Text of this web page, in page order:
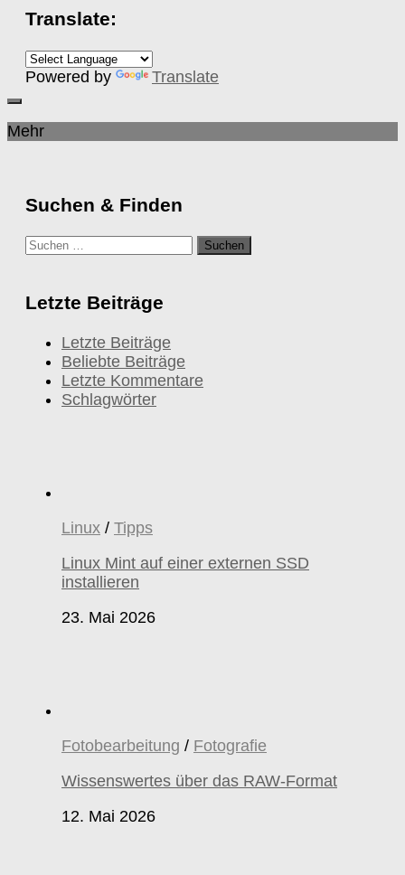
Translate:
Powered by Translate
Mehr
Suchen & Finden
Suchen
Letzte Beiträge
Letzte Beiträge
Beliebte Beiträge
Letzte Kommentare
Schlagwörter
Linux / Tipps
Linux Mint auf einer externen SSD
installieren
23. Mai 2026
Fotobearbeitung / Fotografie
Wissenswertes über das RAW-Format
12. Mai 2026